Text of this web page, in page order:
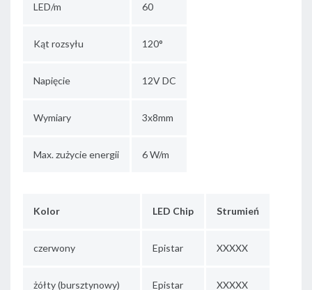
LED/m 60
Kąt rozsyłu 120°
Napięcie 12V DC
Wymiary 3x8mm
Max. zużycie energii 6 W/m
Kolor LED Chip Strumień
czerwony Epistar XXXXX
żółty (bursztynowy) Epistar XXXXX